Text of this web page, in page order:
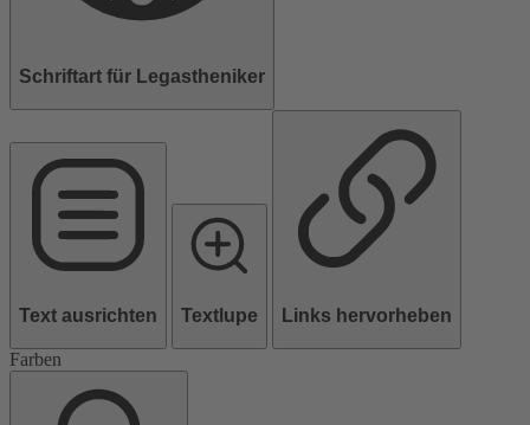
Schriftart für Legastheniker
Text ausrichten Textlupe Links hervorheben
Farben